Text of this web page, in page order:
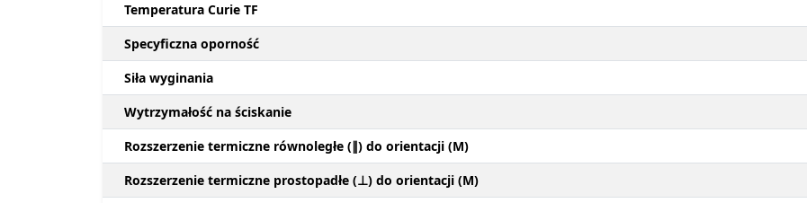
Temperatura Curie TF
Specyficzna oporność
Siła wyginania
Wytrzymałość na ściskanie
Rozszerzenie termiczne równoległe (∥) do orientacji (M)
Rozszerzenie termiczne prostopadłe (⊥) do orientacji (M)